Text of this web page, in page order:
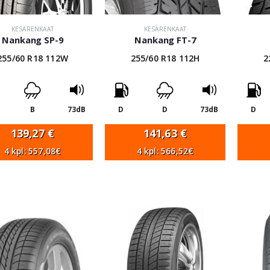
KESÄRENKAAT
Nankang SP-9
60 R18 112W
B 73dB
139,27 €
4 kpl: 557,08€
KESÄRENKAAT
Nankang FT-7
255/60 R18 112H
D D 73dB
141,63 €
4 kpl: 566,52€
D